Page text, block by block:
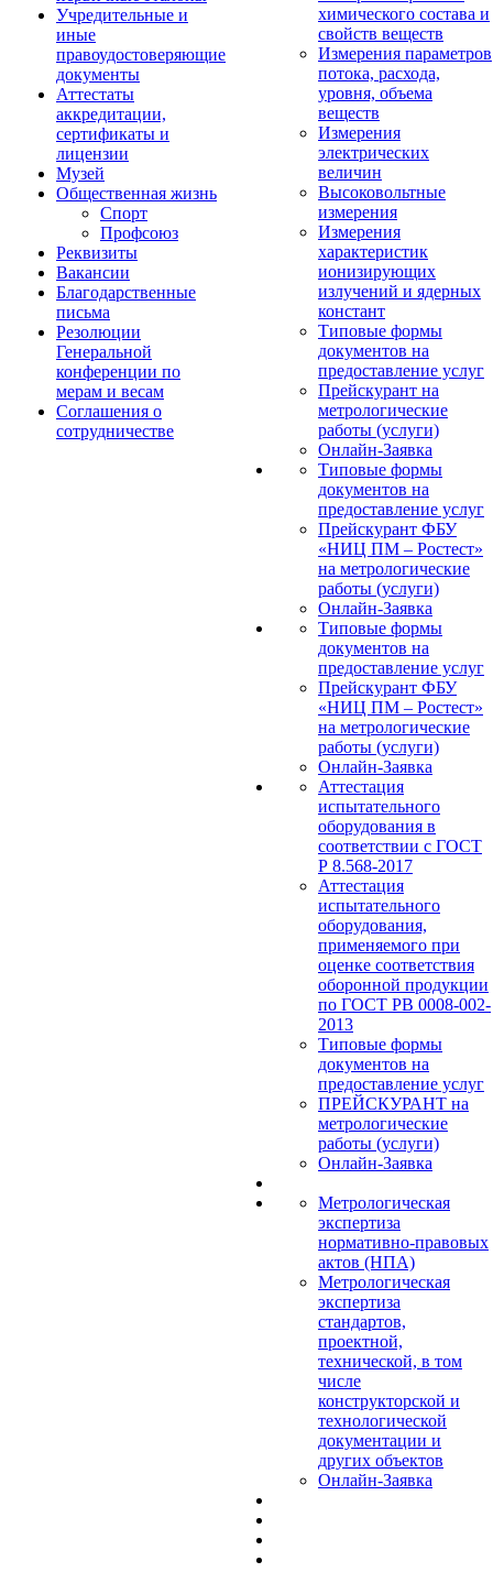
Учредительные и
иные
правоудостоверяющие
документы
Аттестаты
аккредитации,
сертификаты и
лицензии
Музей
Общественная жизнь
Спорт
Профсоюз
Реквизиты
Вакансии
Благодарственные
письма
Резолюции
Генеральной
конференции по
мерам и весам
Соглашения о
сотрудничестве
химического состава и
свойств веществ
Измерения параметров
потока, расхода,
уровня, объема
веществ
Измерения
электрических
величин
Высоковольтные
измерения
Измерения
характеристик
ионизирующих
излучений и ядерных
констант
Типовые формы
документов на
предоставление услуг
Прейскурант на
метрологические
работы (услуги)
Онлайн-Заявка
Типовые формы
документов на
предоставление услуг
Прейскурант ФБУ
«НИЦ ПМ – Ростест»
на метрологические
работы (услуги)
Онлайн-Заявка
Типовые формы
документов на
предоставление услуг
Прейскурант ФБУ
«НИЦ ПМ – Ростест»
на метрологические
работы (услуги)
Онлайн-Заявка
Аттестация
испытательного
оборудования в
соответствии с ГОСТ
Р 8.568-2017
Аттестация
испытательного
оборудования,
применяемого при
оценке соответствия
оборонной продукции
по ГОСТ РВ 0008-002-
2013
Типовые формы
документов на
предоставление услуг
ПРЕЙСКУРАНТ на
метрологические
работы (услуги)
Онлайн-Заявка
Метрологическая
экспертиза
нормативно-правовых
актов (НПА)
Метрологическая
экспертиза
стандартов,
проектной,
технической, в том
числе
конструкторской и
технологической
документации и
других объектов
Онлайн-Заявка